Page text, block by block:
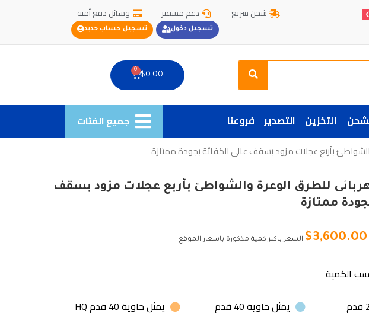
شحن سريع دعم مستمر وسائل دفع أمنة
تسجيل دخول تسجيل حساب جديد
Search
$0.00
0
Cart
التخزين التصدير فروعنا جميع الفئات
بأربع عجلات مزود بسقف عالى الكفائة بجودة ممتازة
للطرق الوعرة والشواطئ بأربع عجلات مزود بسقف
ممتازة
$3,600.00 السعر باكبر كمية مذكورة باسعار الموقع
الكمية
يمثل حاوية 40 قدم
يمثل حاوية 40 قدم HQ